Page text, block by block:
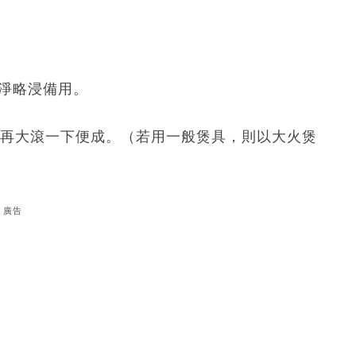
略浸備用。
大滾一下便成。（若用一般煲具，則以大火煲
廣告